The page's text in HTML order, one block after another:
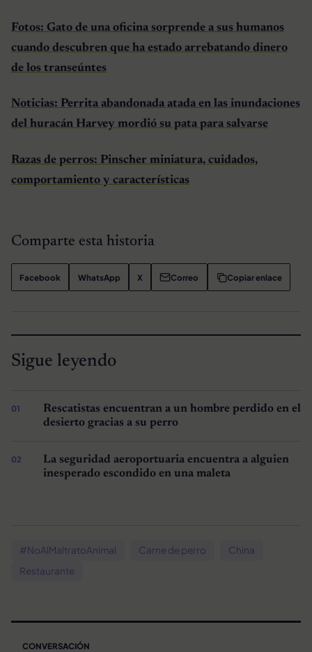
Fotos: Gato de una oficina sorprende a sus humanos
cuando descubren que ha estado arrebatando dinero
de los transeúntes
Noticias: Perrita abandonada atada en las inundaciones
del huracán Harvey mordió su pata para salvarse
Razas de perros: Pinscher miniatura, cuidados,
comportamiento y características
Comparte esta historia
Facebook WhatsApp X Correo Copiar enlace
Sigue leyendo
Rescatistas encuentran a un hombre perdido en el
desierto gracias a su perro
La seguridad aeroportuaria encuentra a alguien
inesperado escondido en una maleta
#NoAlMaltratoAnimal Carne de perro
China
Restaurante
CONVERSACIÓN